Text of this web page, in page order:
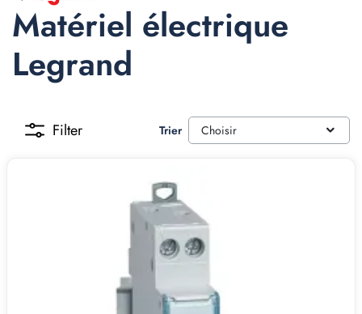
Matériel électrique
Legrand
Filter Trier Choisir